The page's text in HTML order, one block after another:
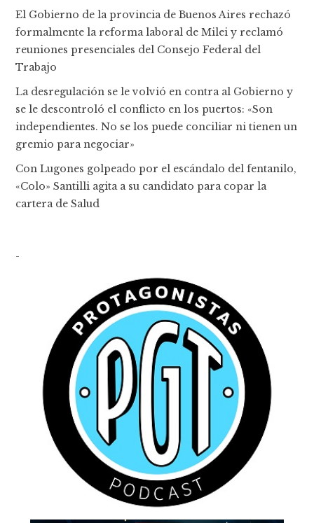
El Gobierno de la provincia de Buenos Aires rechazó
formalmente la reforma laboral de Milei y reclamó
reuniones presenciales del Consejo Federal del
Trabajo
La desregulación se le volvió en contra al Gobierno y
se le descontroló el conflicto en los puertos: «Son
independientes. No se los puede conciliar ni tienen un
gremio para negociar»
Con Lugones golpeado por el escándalo del fentanilo,
«Colo» Santilli agita a su candidato para copar la
cartera de Salud
-